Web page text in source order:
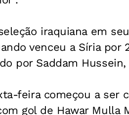
iraquiana em
venceu a Síria por
por Saddam
feira começou a ser
gol de Hawar Mulla